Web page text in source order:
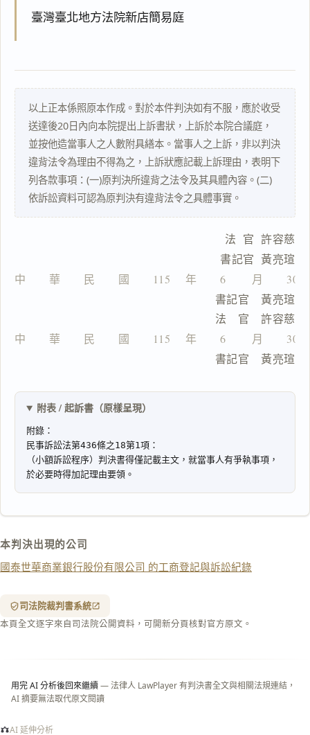
臺灣臺北地方法院新店簡易庭
以上正本係照原本作成。對於本件判決如有不服，應於收受
送達後20日內向本院提出上訴書狀，上訴於本院合議庭，
並按他造當事人之人數附具繕本。當事人之上訴，非以判決
違背法令為理由不得為之，上訴狀應記載上訴理由，表明下
列各款事項：(一)原判決所違背之法令及其具體內容。(二)
依訴訟資料可認為原判決有違背法令之具體事實。
    法  官  許容慈
    書記官  黃亮瑄
中　　華　　民　　國　　115 　年　　6 　　月　　30
書記官　黃亮瑄
法　官　許容慈
中　　華　　民　　國　　115 　年　　6 　　月　　30
書記官　黃亮瑄
附表 / 起訴書（原樣呈現）
本判決出現的公司
國泰世華商業銀行股份有限公司 的工商登記與訴訟紀錄
司法院裁判書系統
本頁全文逐字來自司法院公開資料，可開新分頁核對官方原文。
用完 AI 分析後回來繼續— 法律人 LawPlayer 有判決書全文與相關法規連結，
AI 摘要無法取代原文閱讀
AI 延伸分析
閱讀 研究
搜尋